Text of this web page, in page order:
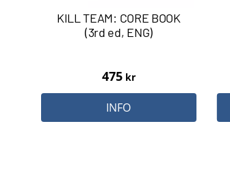
KILL TEAM: CORE BOOK
(3rd ed, ENG)
475kr
INFO